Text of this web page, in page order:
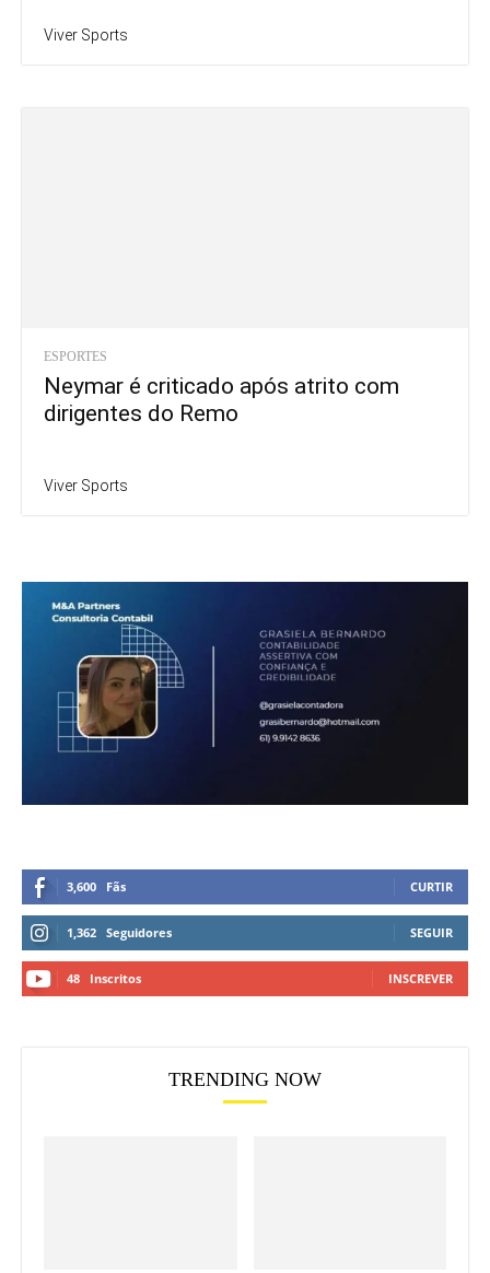
Viver Sports
ESPORTES
Neymar é criticado após atrito com
dirigentes do Remo
Viver Sports
3,600 Fãs CURTIR
1,362 Seguidores SEGUIR
48 Inscritos INSCREVER
TRENDING NOW